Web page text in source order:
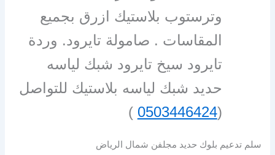
وترستوب بلاستيك ازرق بجميع
المقاسات . صامولة تايرود. وردة
تايرود سيخ تايرود شبك لياسه
حديد شبك لياسه بلاستيك للتواصل
(
0503446424
)
سلم تدعيم بلوك حديد مجلفن شمال الرياض